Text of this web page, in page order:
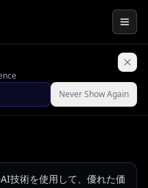
Never Show Again
技術を使用して、優れた価